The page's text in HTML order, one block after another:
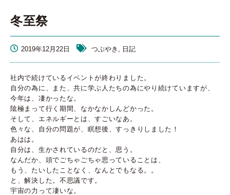
冬至祭
2019年12月22日 つぶやき, 日記
社内で続けているイベントが終わりました。
自分の為に、また、共に学ぶ人たちの為にやり続けていますが、
今年は、凄かったな。
隂極まって行く期間、なかなかしんどかった。
そして、エネルギーとは、すごいなあ。
色々な、自分の問題が、瞑想後、すっきりしました！
あはは。
自分は、生かされているのだと、思う。
なんだか、頭でごちゃごちゃ思っていることは、
もう、たいしたことなく、なんとでもなる。。
と、解決した。不思議です。
宇宙の力って凄いな。